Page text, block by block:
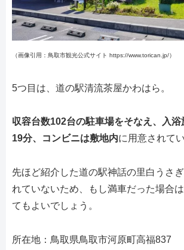
（画像引用：鳥取市観光公式サイト https://www.torican.jp/）
5つ目は、道の駅清流茶屋かわはら。
収容台数102台の駐車場をそなえ、入
19分、コンビニは敷地内に用意されてい
先ほど紹介した道の駅神話の里白うさ
れていないため、もし満車だった場合
てもよいでしょう。
所在地：鳥取県鳥取市河原町高福837